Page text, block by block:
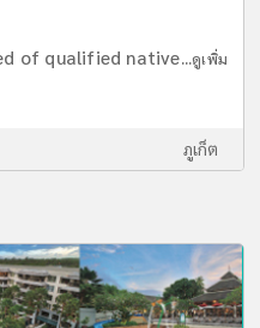
of qualified native...ดูเพิ่ม
ภูเก็ต